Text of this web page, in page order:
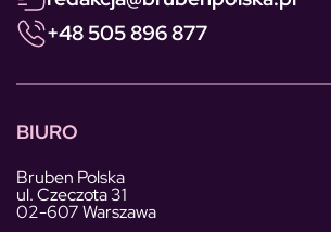
+48 505 896 877
BIURO
Bruben Polska
ul. Czeczota 31
02-607 Warszawa